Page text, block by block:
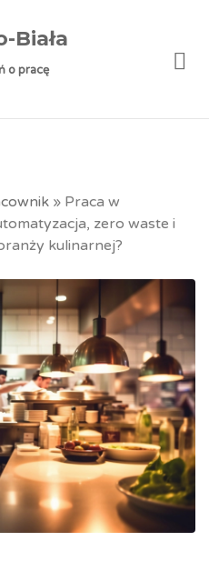
Biała
o pracę
» Praca w
zero waste i
kulinarnej?